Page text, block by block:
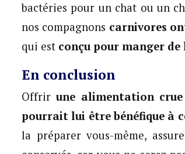
bactéries pour un chat ou un
nos compagnons carnivores
qui est conçu pour manger de
En conclusion
Offrirune alimentation
pourrait lui être bénéfique à
la préparer vous-même,